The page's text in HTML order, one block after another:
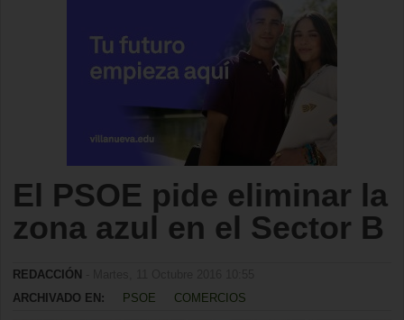
El PSOE pide eliminar la
zona azul en el Sector B
REDACCIÓN
ARCHIVADO EN:
PSOE COMERCIOS